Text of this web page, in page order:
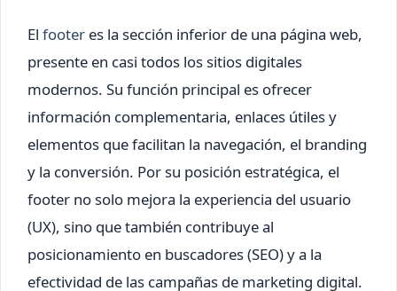
El footer es la sección inferior de una página web,
presente en casi todos los sitios digitales
modernos. Su función principal es ofrecer
información complementaria, enlaces útiles y
elementos que facilitan la navegación, el branding
y la conversión. Por su posición estratégica, el
footer no solo mejora la experiencia del usuario
(UX), sino que también contribuye al
posicionamiento en buscadores (SEO) y a la
efectividad de las campañas de marketing digital.